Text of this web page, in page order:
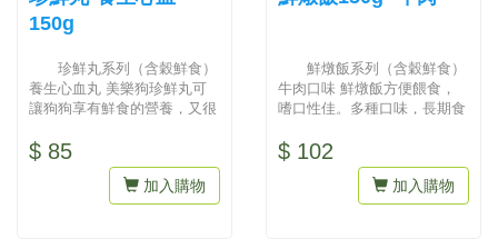
150g
珍鮮丸系列（含穀鮮食）
養生心血丸 美樂狗珍鮮丸可
讓狗狗享有鮮食的營養，又很
水...
$ 85
加入購物
鮮燉飯系列（含穀鮮食）
牛肉口味 鮮燉飯方便餵食，
嗜口性佳。多種口味，長期食
輪...
$ 102
加入購物